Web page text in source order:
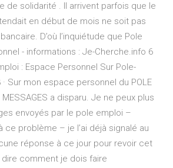
de solidarité . Il arrivent parfois que le
en début de mois ne soit pas
D’où l’inquiétude que Pole
- informations : Je-Cherche.info 6
: Espace Personnel Sur Pole-
Sur mon espace personnel du POLE
MESSAGES a disparu. Je ne peux plus
envoyés par le pole emploi –
problème – je l’ai déjà signalé au
réponse à ce jour pour revoir cet
comment je dois faire